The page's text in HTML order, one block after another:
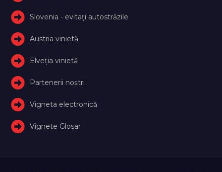
Slovenia - evitați autostrăzile
Austria vinietă
Elveţia vinietă
Partenerii noștri
Vigneta electronică
Vignete Glosar